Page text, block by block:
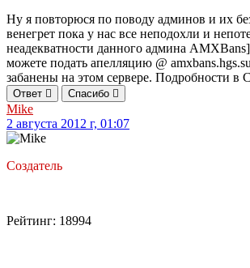
Ну я повторюся по поводу админов и их
венегрет пока у нас все неподохли и
неадекватности данного админа
можете подать апелляцию @
забанены на этом сервере. Подробности в
Ответ Спасибо
Mike
2 августа 2012 г, 01:07
Создатель
Рейтинг: 18994